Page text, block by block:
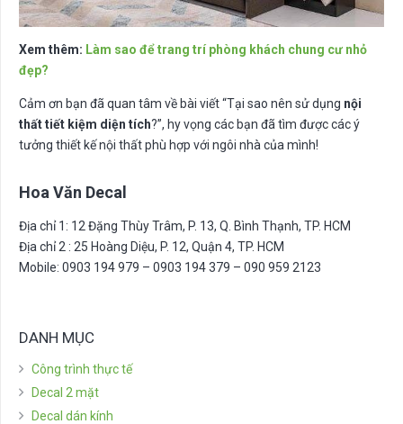
Xem thêm: Làm sao để trang trí phòng khách chung cư nhỏ
đẹp?
Cảm ơn bạn đã quan tâm về bài viết “Tại sao nên sử dụng nội
thất tiết kiệm diện tích?”, hy vọng các bạn đã tìm được các ý
tưởng thiết kế nội thất phù hợp với ngôi nhà của mình!
Hoa Văn Decal
Địa chỉ 1: 12 Đặng Thùy Trâm, P. 13, Q. Bình Thạnh, TP. HCM
Địa chỉ 2 : 25 Hoàng Diệu, P. 12, Quận 4, TP. HCM
Mobile: 0903 194 979 – 0903 194 379 – 090 959 2123
DANH MỤC
Công trình thực tế
Decal 2 mặt
Decal dán kính